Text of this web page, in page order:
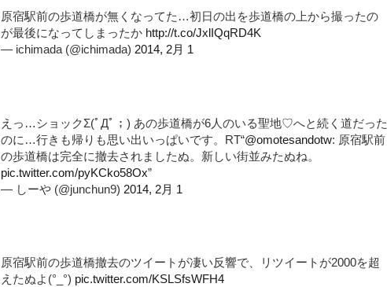
原宿駅前の歩道橋が無くなってた…初日の出を歩道橋の上から撮ったの
が最後になってしまったか http://t.co/JxlIQqRD4K
— ichimada (@ichimada) 2014, 2月 1
えっ…ショックΣ(ﾟДﾟ；) あの歩道橋が6人のいる聖地♡へと続く道だった
のに…行きも帰りも思い出いっぱいです。RT“@omotesandotw: 原宿駅前
の歩道橋は完全に撤去されましたぬ。新しい街並みたぬね。
pic.twitter.com/pyKCko58Ox”
— しーや (@junchun9) 2014, 2月 1
原宿駅前の歩道橋撤去のツイートが凄い反響で、リツイートが2000を超
えたぬよ(°_°) pic.twitter.com/KSLSfsWFH4